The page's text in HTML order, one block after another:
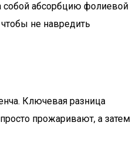
собой абсорбцию фолиевой
не навредить
Ключевая разница
прожаривают, а затем